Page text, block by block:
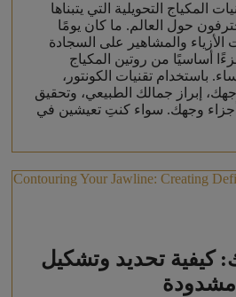
المكياج التحويلية التي يتبناها
حول العالم. ما كان يومًا
والمشاهير على السجادة
أساسيًا من روتين المكياج
باستخدام تقنيات الكونتور،
إبراز جمالك الطبيعي، وتحقيق
أجزاء وجهك. سواء كنتِ تعيشين في
تحديد وتشكيل
مشدودة